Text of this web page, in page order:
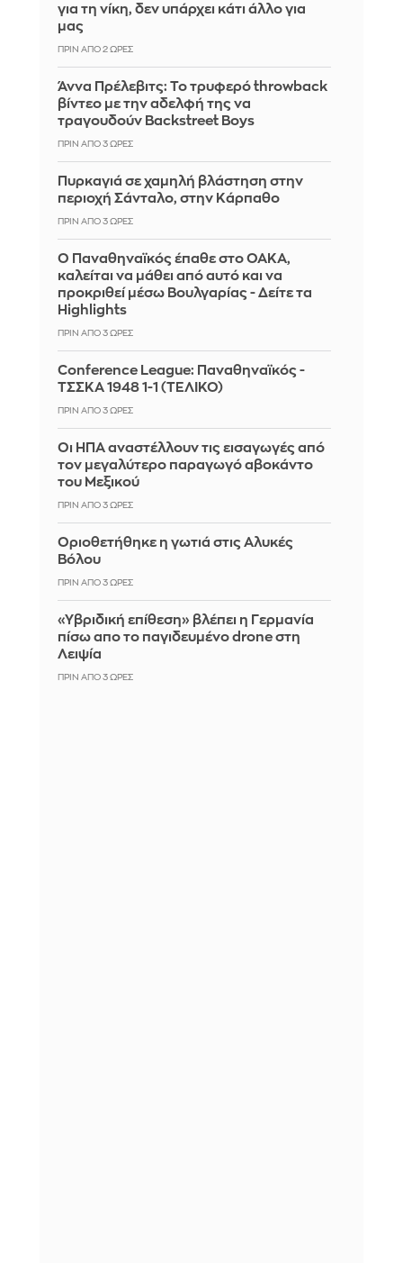
για τη νίκη, δεν υπάρχει κάτι άλλο για
μας
ΠΡΙΝ ΑΠΌ 2 ΏΡΕΣ
Άννα Πρέλεβιτς: Το τρυφερό throwback
βίντεο με την αδελφή της να
τραγουδούν Backstreet Boys
ΠΡΙΝ ΑΠΌ 3 ΏΡΕΣ
Πυρκαγιά σε χαμηλή βλάστηση στην
περιοχή Σάνταλο, στην Κάρπαθο
ΠΡΙΝ ΑΠΌ 3 ΏΡΕΣ
Ο Παναθηναϊκός έπαθε στο ΟΑΚΑ,
καλείται να μάθει από αυτό και να
προκριθεί μέσω Βουλγαρίας - Δείτε τα
Highlights
ΠΡΙΝ ΑΠΌ 3 ΏΡΕΣ
Conference League: Παναθηναϊκός -
ΤΣΣΚΑ 1948 1-1 (ΤΕΛΙΚΟ)
ΠΡΙΝ ΑΠΌ 3 ΏΡΕΣ
Οι ΗΠΑ αναστέλλουν τις εισαγωγές από
τον μεγαλύτερο παραγωγό αβοκάντο
του Μεξικού
ΠΡΙΝ ΑΠΌ 3 ΏΡΕΣ
Οριοθετήθηκε η γωτιά στις Αλυκές
Βόλου
ΠΡΙΝ ΑΠΌ 3 ΏΡΕΣ
«Υβριδική επίθεση» βλέπει η Γερμανία
πίσω απο το παγιδευμένο drone στη
Λειψία
ΠΡΙΝ ΑΠΌ 3 ΏΡΕΣ